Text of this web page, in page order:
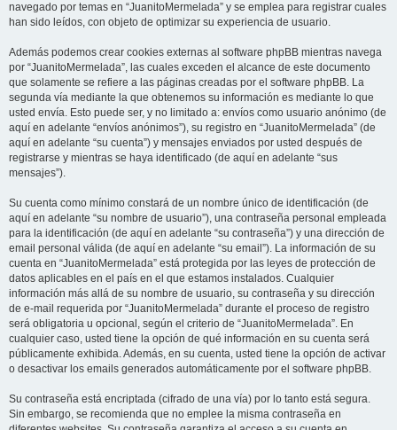
navegado por temas en “JuanitoMermelada” y se emplea para registrar cuales
han sido leídos, con objeto de optimizar su experiencia de usuario.
Además podemos crear cookies externas al software phpBB mientras navega
por “JuanitoMermelada”, las cuales exceden el alcance de este documento
que solamente se refiere a las páginas creadas por el software phpBB. La
segunda vía mediante la que obtenemos su información es mediante lo que
usted envía. Esto puede ser, y no limitado a: envíos como usuario anónimo (de
aquí en adelante “envíos anónimos”), su registro en “JuanitoMermelada” (de
aquí en adelante “su cuenta”) y mensajes enviados por usted después de
registrarse y mientras se haya identificado (de aquí en adelante “sus
mensajes”).
Su cuenta como mínimo constará de un nombre único de identificación (de
aquí en adelante “su nombre de usuario”), una contraseña personal empleada
para la identificación (de aquí en adelante “su contraseña”) y una dirección de
email personal válida (de aquí en adelante “su email”). La información de su
cuenta en “JuanitoMermelada” está protegida por las leyes de protección de
datos aplicables en el país en el que estamos instalados. Cualquier
información más allá de su nombre de usuario, su contraseña y su dirección
de e-mail requerida por “JuanitoMermelada” durante el proceso de registro
será obligatoria u opcional, según el criterio de “JuanitoMermelada”. En
cualquier caso, usted tiene la opción de qué información en su cuenta será
públicamente exhibida. Además, en su cuenta, usted tiene la opción de activar
o desactivar los emails generados automáticamente por el software phpBB.
Su contraseña está encriptada (cifrado de una vía) por lo tanto está segura.
Sin embargo, se recomienda que no emplee la misma contraseña en